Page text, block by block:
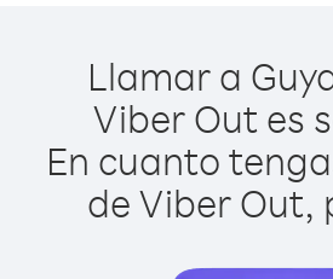
Llamar a
Viber Out es
En cuanto
de Viber Out,